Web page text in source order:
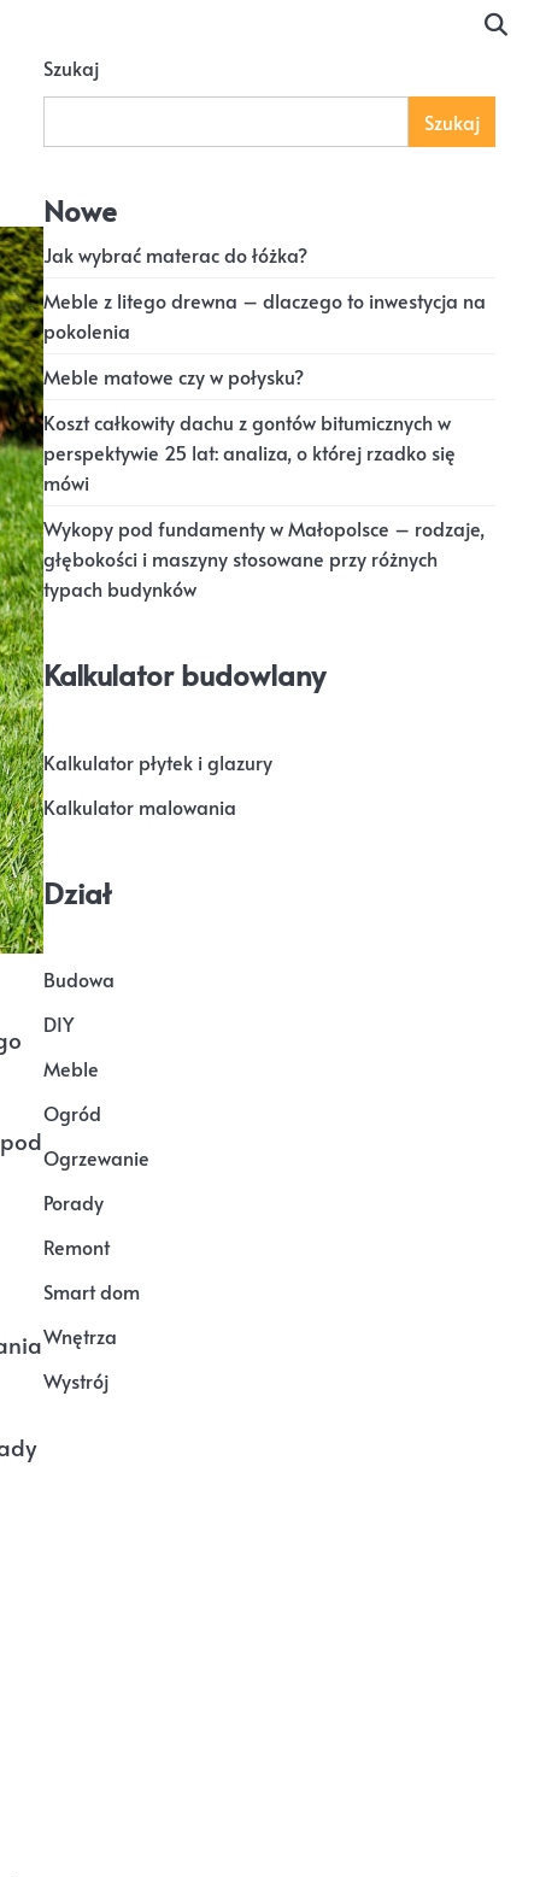
Szukaj
Szukaj
Nowe
Jak wybrać materac do łóżka?
Meble z litego drewna – dlaczego to inwestycja na
pokolenia
Meble matowe czy w połysku?
Koszt całkowity dachu z gontów bitumicznych w
perspektywie 25 lat: analiza, o której rzadko się
mówi
Wykopy pod fundamenty w Małopolsce – rodzaje,
głębokości i maszyny stosowane przy różnych
typach budynków
Kalkulator budowlany
Kalkulator płytek i glazury
Kalkulator malowania
Dział
Budowa
DIY
Meble
Ogród
Ogrzewanie
Porady
Remont
Smart dom
Wnętrza
Wystrój